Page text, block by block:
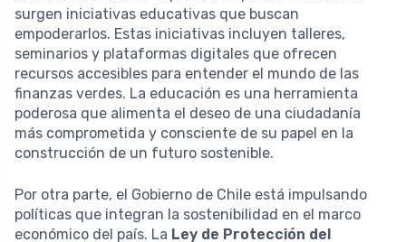
surgen iniciativas educativas que buscan
empoderarlos. Estas iniciativas incluyen talleres,
seminarios y plataformas digitales que ofrecen
recursos accesibles para entender el mundo de las
finanzas verdes. La educación es una herramienta
poderosa que alimenta el deseo de una ciudadanía
más comprometida y consciente de su papel en la
construcción de un futuro sostenible.
Por otra parte, el Gobierno de Chile está impulsando
políticas que integran la sostenibilidad en el marco
económico del país. La Ley de Protección del